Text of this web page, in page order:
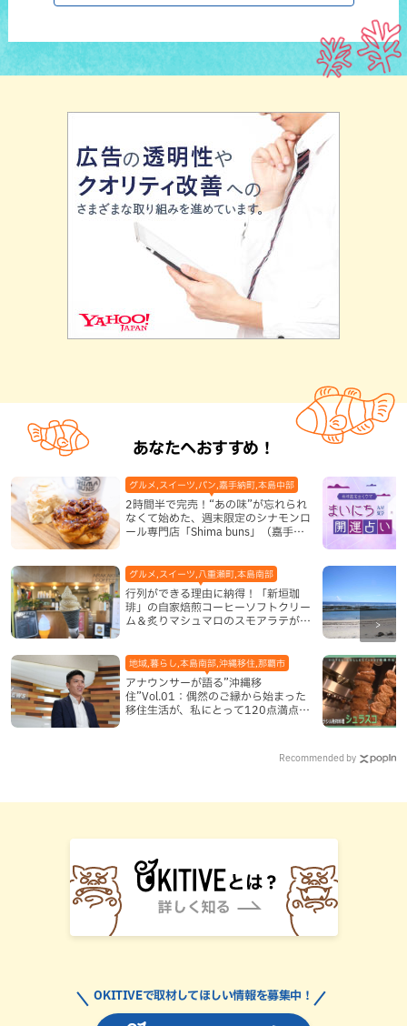
あなたへおすすめ！
2時間半で完売！“あの味”が忘れられ
なくて始めた、週末限定のシナモンロ
ール専門店「Shima buns」（嘉手納
グルメ,スイーツ,パン,嘉手納町,本島中部
行列ができる理由に納得！「新垣珈
琲」の自家焙煎コーヒーソフトクリー
ム＆炙りマシュマロのスモアラテが絶
グルメ,スイーツ,八重瀬町,本島南部
アナウンサーが語る”沖縄移
住”Vol.01：偶然のご縁から始まった
移住生活が、私にとって120点満点に
地域,暮らし,本島南部,沖縄移住,那覇市
Recommended by
OKITIVEで取材してほしい情報を募集中！